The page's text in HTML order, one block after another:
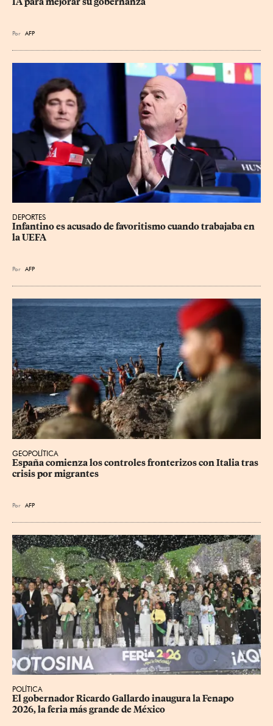
Por AFP
DEPORTES
Infantino es acusado de favoritismo cuando trabajaba en
la UEFA
Por AFP
GEOPOLÍTICA
España comienza los controles fronterizos con Italia tras
crisis por migrantes
Por AFP
POLÍTICA
​El gobernador Ricardo Gallardo inaugura la Fenapo
2026, la feria más grande de México